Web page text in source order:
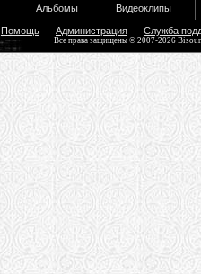
Альбомы Видеоклипы
Помощь Администрация Служба
Все права защищены © 2007-2026